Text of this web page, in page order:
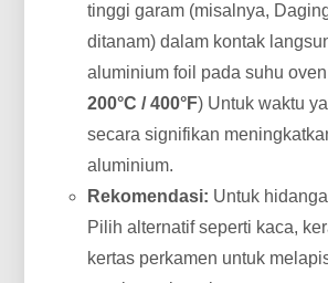
tinggi garam (misalnya,
ditanam) dalam kontak
aluminium foil pada suhu
200°C / 400°F) Untuk waktu
secara signifikan
aluminium.
Rekomendasi: Untuk
Pilih alternatif seperti kaca,
kertas perkamen untuk